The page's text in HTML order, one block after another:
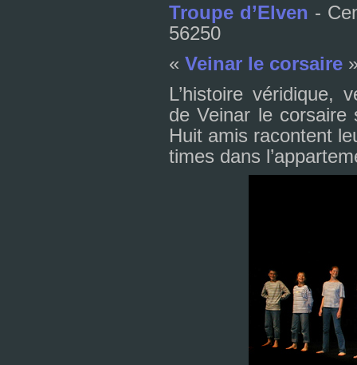
Troupe d’Elven -
56250
« Veinar le cor­saire
L’his­toire véri­di­que,
de Veinar le cor­saire
Huit amis racontent
ti­mes dans